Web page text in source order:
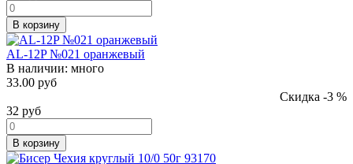
В корзину
AL-12P №021 оранжевый
В наличии: много
33.00 руб
Скидка -3 %
32 руб
В корзину